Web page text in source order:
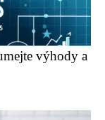
výhody a